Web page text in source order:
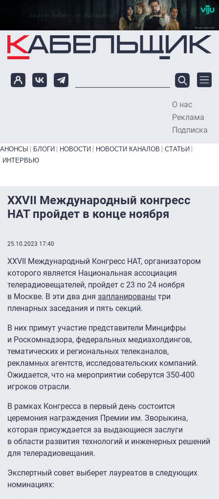
Перейти к основному содержанию
О нас
Реклама
Подписка
Primary links bottom
АНОНСЫ БЛОГИ НОВОСТИ НОВОСТИ КАНАЛОВ
СТАТЬИ
ИНТЕРВЬЮ
XXVII Международный конгресс
НАТ пройдет в конце ноября
25.10.2023 17:40
XXVII Международный Конгресс НАТ, организатором
которого является Национальная ассоциация
телерадиовещателей, пройдет с 23 по 24 ноября
в Москве. В эти два дня запланированы три
пленарных заседания и пять секций.
В них примут участие представители Минцифры
и Роскомнадзора, федеральных медиахолдингов,
тематических и региональных телеканалов,
рекламных агентств, исследовательских компаний.
Ожидается, что на мероприятии соберутся 350-400
игроков отрасли.
В рамках Конгресса в первый день состоится
церемония награждения Премии им. Зворыкина,
которая присуждается за выдающиеся заслуги
в области развития технологий и инженерных решений
для телерадиовещания.
Экспертный совет выберет лауреатов в следующих
номинациях: